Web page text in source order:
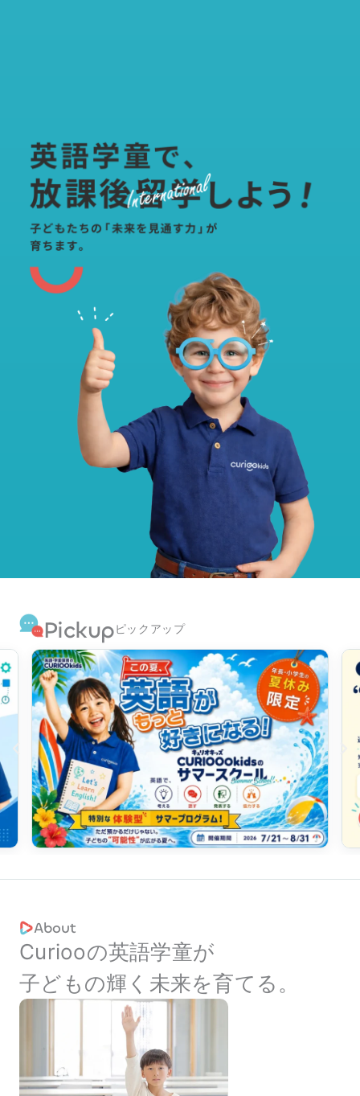
福岡の英語学童・学童保育 | CURIOOkids（キュリオキッズ
Pickupピックアップ
About
Curiooの英語学童が
子どもの輝く 未来を育てる。